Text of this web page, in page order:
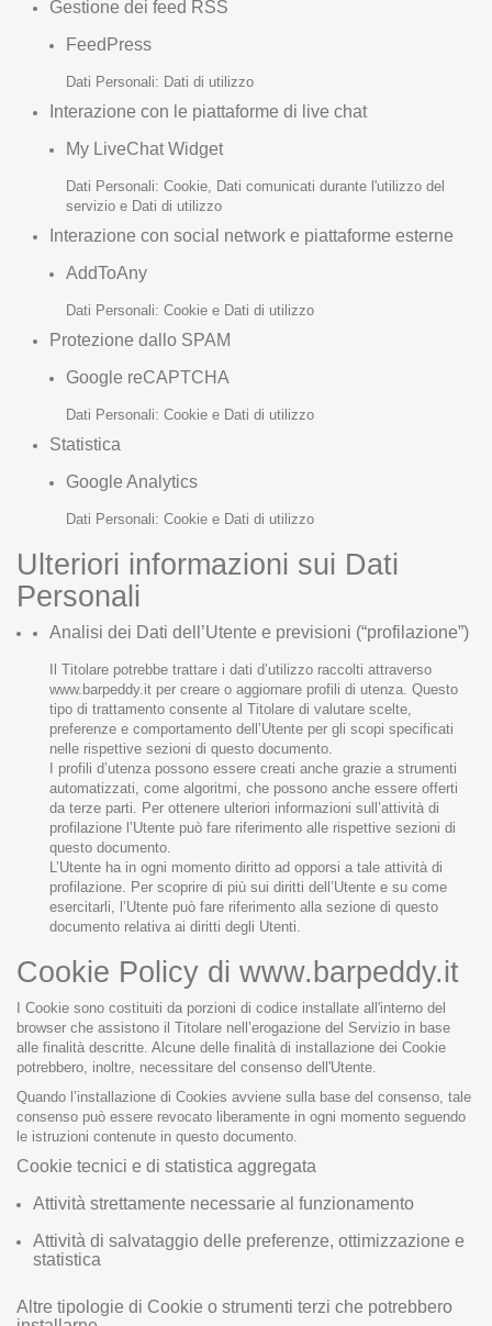
Gestione dei feed RSS
FeedPress
Dati Personali: Dati di utilizzo
Interazione con le piattaforme di live chat
My LiveChat Widget
Dati Personali: Cookie, Dati comunicati durante l'utilizzo del
servizio e Dati di utilizzo
Interazione con social network e piattaforme esterne
AddToAny
Dati Personali: Cookie e Dati di utilizzo
Protezione dallo SPAM
Google reCAPTCHA
Dati Personali: Cookie e Dati di utilizzo
Statistica
Google Analytics
Dati Personali: Cookie e Dati di utilizzo
Ulteriori informazioni sui Dati
Personali
Analisi dei Dati dell’Utente e previsioni (“profilazione”)
Il Titolare potrebbe trattare i dati d’utilizzo raccolti attraverso
www.barpeddy.it per creare o aggiornare profili di utenza. Questo
tipo di trattamento consente al Titolare di valutare scelte,
preferenze e comportamento dell’Utente per gli scopi specificati
nelle rispettive sezioni di questo documento.
I profili d’utenza possono essere creati anche grazie a strumenti
automatizzati, come algoritmi, che possono anche essere offerti
da terze parti. Per ottenere ulteriori informazioni sull’attività di
profilazione l’Utente può fare riferimento alle rispettive sezioni di
questo documento.
L’Utente ha in ogni momento diritto ad opporsi a tale attività di
profilazione. Per scoprire di più sui diritti dell’Utente e su come
esercitarli, l’Utente può fare riferimento alla sezione di questo
documento relativa ai diritti degli Utenti.
Cookie Policy di www.barpeddy.it
I Cookie sono costituiti da porzioni di codice installate all'interno del
browser che assistono il Titolare nell’erogazione del Servizio in base
alle finalità descritte. Alcune delle finalità di installazione dei Cookie
potrebbero, inoltre, necessitare del consenso dell'Utente.
Quando l’installazione di Cookies avviene sulla base del consenso, tale
consenso può essere revocato liberamente in ogni momento seguendo
le istruzioni contenute in questo documento.
Cookie tecnici e di statistica aggregata
Attività strettamente necessarie al funzionamento
Attività di salvataggio delle preferenze, ottimizzazione e
statistica
Altre tipologie di Cookie o strumenti terzi che potrebbero